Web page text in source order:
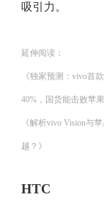
吸引力。
延伸阅读：
《独家预测：vivo首
40%，国货能击败苹果
《解析vivo Vision与
越？》
HTC